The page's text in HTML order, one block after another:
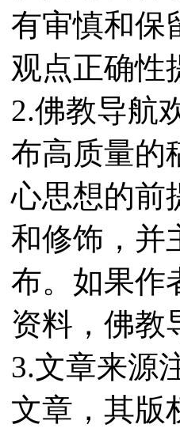
有审慎和保
观点正确性
2.佛教导航
布高质量的
心思想的前
和修饰，并
布。如果作
资料，佛教
3.文章来源
文章，其版